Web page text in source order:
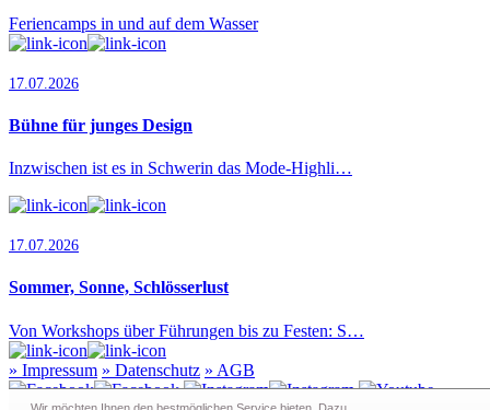
Feriencamps in und auf dem Wasser
17.07.2026
Bühne für junges Design
Inzwischen ist es in Schwerin das Mode-Highli…
17.07.2026
Sommer, Sonne, Schlösserlust
Von Workshops über Führungen bis zu Festen: S…
» Impressum » Datenschutz » AGB